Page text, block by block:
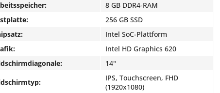
8 GB DDR4-RAM
256 GB SSD
Intel SoC-Plattform
Intel HD Graphics 620
14"
IPS, Touchscreen, FHD
(1920x1080)